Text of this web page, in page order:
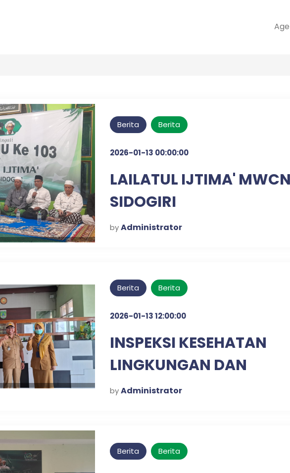
Berita Berita
2026-01-13 00:00:00
LAILATUL IJTIMA'
SIDOGIRI
by Administrator
Berita Berita
2026-01-13 12:00:00
INSPEKSI KESEHATAN
LINGKUNGAN DAN
SKRINING DIABETES &
by Administrator
Berita Berita